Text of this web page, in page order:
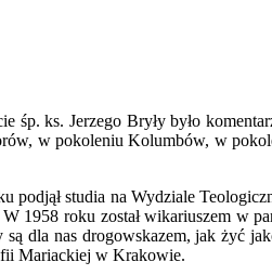
ks. Jerzego Bryły było
w pokoleniu Kolumbów, w
podjął studia na Wydziale
1958 roku został wikariuszem w
dla nas drogowskazem, jak żyć
Mariackiej w Krakowie.